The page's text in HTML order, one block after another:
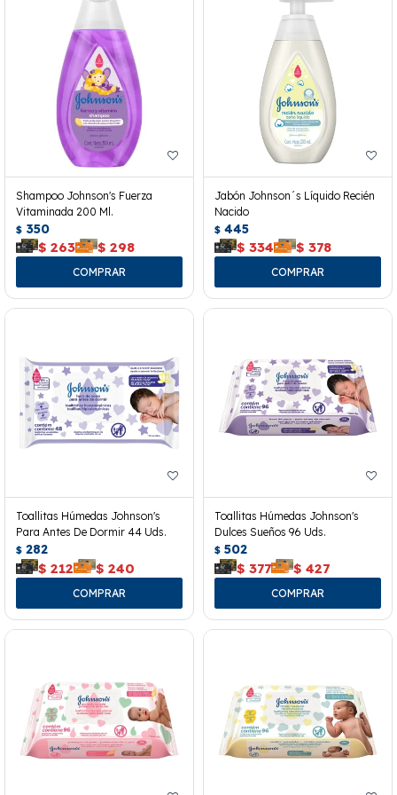
Shampoo Johnson's Fuerza
Vitaminada 200 Ml.
$ 350
$ 263 $ 298
Jabón Johnson´s Líquido Recién
Nacido
$ 445
$ 334 $ 378
Toallitas Húmedas Johnson's
Para Antes De Dormir 44 Uds.
$ 282
$ 212 $ 240
Toallitas Húmedas Johnson's
Dulces Sueños 96 Uds.
$ 502
$ 377 $ 427